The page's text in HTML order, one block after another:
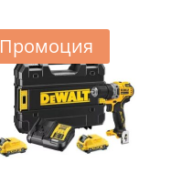
Промоция